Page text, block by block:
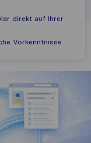
direkt auf Ihrer
Vorkenntnisse